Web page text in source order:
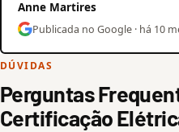
Anne Martires
Publicada no Google · há 10
DÚVIDAS
Perguntas
Certificação